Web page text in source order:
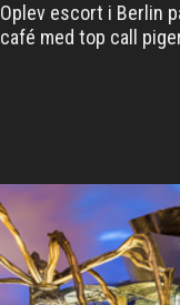
Oplev escort i Berlin
café med top call